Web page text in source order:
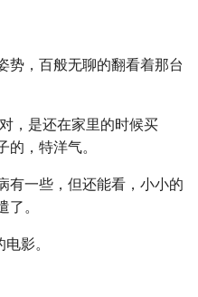
势，百般无聊的翻看着那台
，是还在家里的时候买
，特洋气。
有一些，但还能看，小小的
。
影。